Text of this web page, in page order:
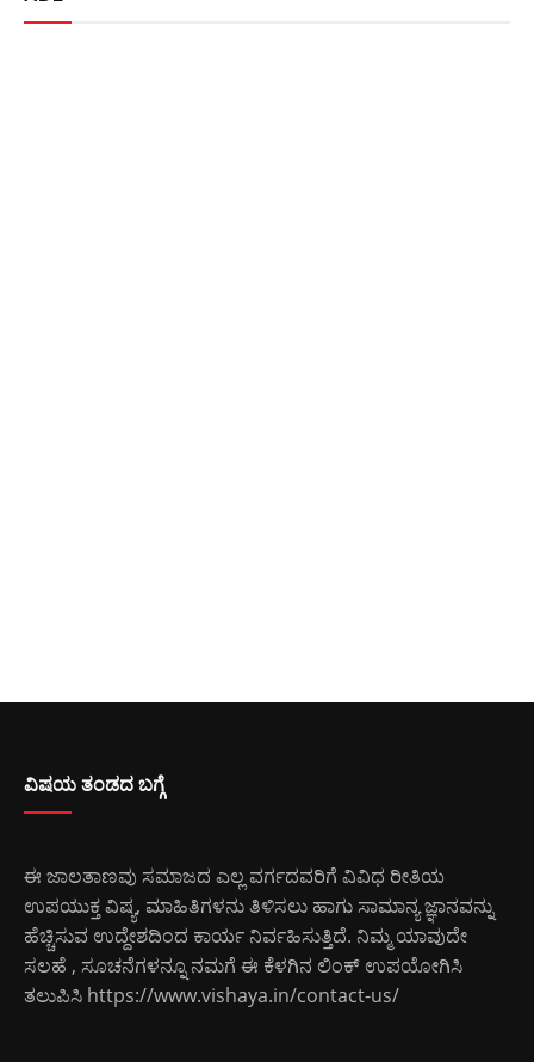
ವಿಷಯ ತಂಡದ ಬಗ್ಗೆ
ಈ ಜಾಲತಾಣವು ಸಮಾಜದ ಎಲ್ಲ ವರ್ಗದವರಿಗೆ ವಿವಿಧ ರೀತಿಯ
ಉಪಯುಕ್ತ ವಿಷ್ಯ, ಮಾಹಿತಿಗಳನು ತಿಳಿಸಲು ಹಾಗು ಸಾಮಾನ್ಯ ಜ್ಞಾನವನ್ನು
ಹೆಚ್ಚಿಸುವ ಉದ್ದೇಶದಿಂದ ಕಾರ್ಯ ನಿರ್ವಹಿಸುತ್ತಿದೆ. ನಿಮ್ಮ ಯಾವುದೇ
ಸಲಹೆ , ಸೂಚನೆಗಳನ್ನೂ ನಮಗೆ ಈ ಕೆಳಗಿನ ಲಿಂಕ್ ಉಪಯೋಗಿಸಿ
ತಲುಪಿಸಿ https://www.vishaya.in/contact-us/